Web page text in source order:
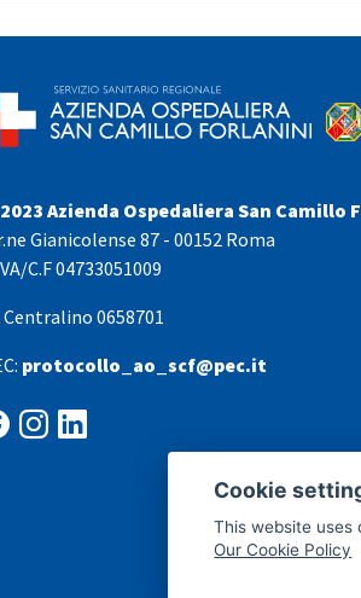
Azienda Ospedaliera San Camillo
Gianicolense 87 - 00152 Roma
C.F 04733051009
Centralino 0658701
protocollo_ao_scf@pec.it
Cookie
This website uses
Our Cookie Policy